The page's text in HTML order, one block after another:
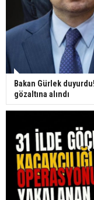
Bakan Gürlek
gözaltına alındı